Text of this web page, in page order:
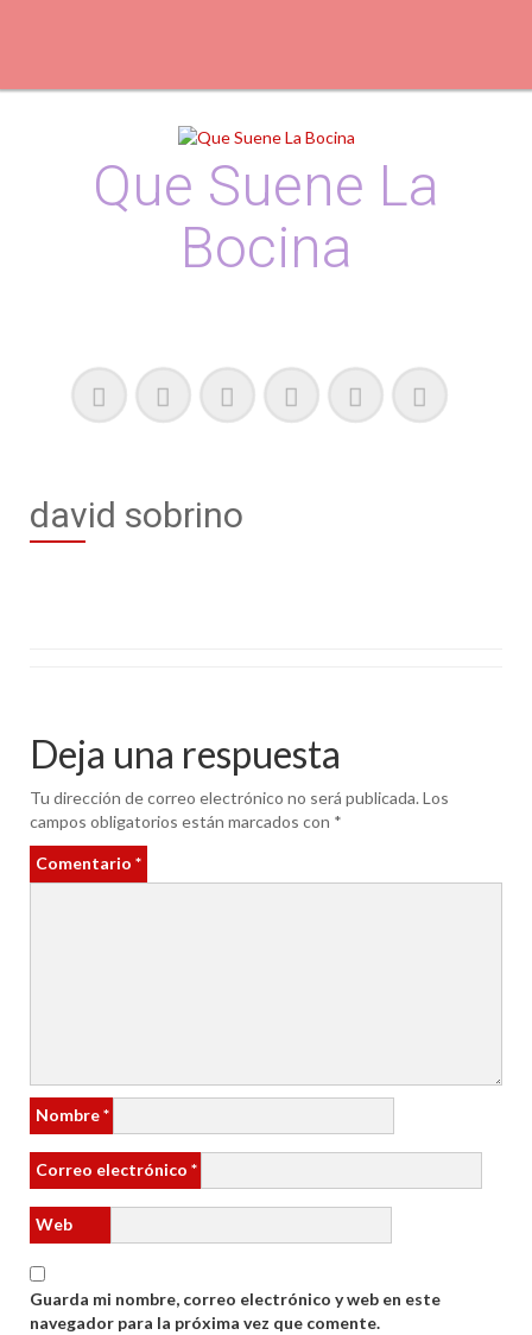
Que Suene La
Bocina
david sobrino
Deja una respuesta
Tu dirección de correo electrónico no será publicada.Los
campos obligatorios están marcados con *
Comentario *
Nombre*
Correo electrónico *
Web
Guarda mi nombre, correo electrónico y web en este
navegador para la próxima vez que comente.